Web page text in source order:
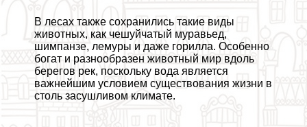
В лесах также сохранились такие виды
животных, как чешуйчатый муравьед,
шимпанзе, лемуры и даже горилла. Особенно
богат и разнообразен животный мир вдоль
берегов рек, поскольку вода является
важнейшим условием существования жизни в
столь засушливом климате.